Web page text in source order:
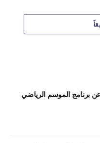
برنامج الموسم الرياضي